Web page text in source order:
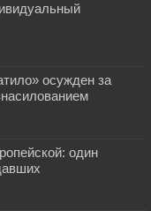
осужден за
один